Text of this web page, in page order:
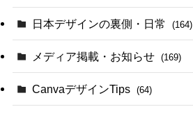
日本デザインの裏側・日常 (164)
メディア掲載・お知らせ (169)
CanvaデザインTips (64)